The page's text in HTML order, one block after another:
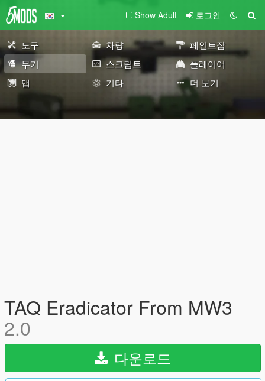
Show Adult 로그인
도구 차량
페인트잡
무기
스크립트
플레이어
맵
기타 더 보기
TAQ Eradicator From MW3
2.0
다운로드